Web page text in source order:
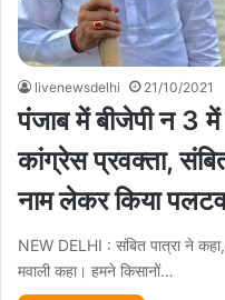
livenewsdelhi 21/10/2021
पंजाब में बीजेपी न 3
कांग्रेस प्रवक्ता,
नाम लेकर किया
NEW DELHI : संबित पात्रा ने
मवाली कहा। हमने किसानों…